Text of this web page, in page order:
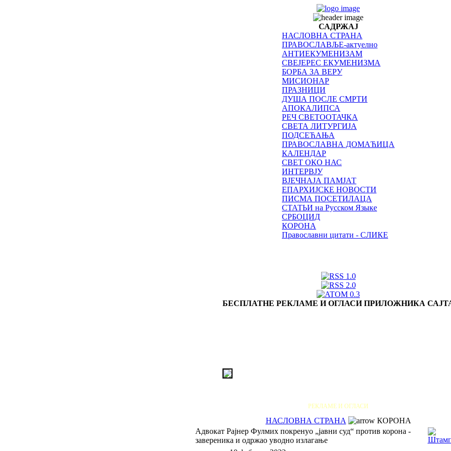
САДРЖАЈ
НАСЛОВНА СТРАНА
ПРАВОСЛАВЉЕ-актуелно
АНТИЕКУМЕНИЗАМ
СВЕЈЕРЕС ЕКУМЕНИЗМА
БОРБА ЗА ВЕРУ
МИСИОНАР
ПРАЗНИЦИ
ДУША ПОСЛЕ СМРТИ
АПОКАЛИПСА
РЕЧ СВЕТООТАЧКА
СВЕТА ЛИТУРГИЈА
ПОДСЕЋАЊА
ПРАВОСЛАВНА ДОМАЋИЦА
КАЛЕНДАР
СВЕТ ОКО НАС
ИНТЕРВЈУ
ВЈЕЧНАЈА ПАМЈАТ
ЕПАРХИЈСКЕ НОВОСТИ
ПИСМА ПОСЕТИЛАЦА
СТАТЬИ на Русском Языке
СРБОЦИД
КОРОНА
Православни цитати - СЛИКЕ
БЕСПЛАТНЕ РЕКЛАМЕ И ОГЛАСИ ПРИЛОЖНИКА
РЕКЛАМЕ И ОГЛАСИ
НАСЛОВНА СТРАНА
КОРОНА
Адвокат Рајнер Фулмих покренуо „јавни суд“ против корона -
завереника и одржао уводно излагање